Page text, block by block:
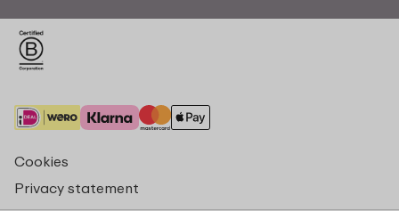
Cookies
Privacy statement